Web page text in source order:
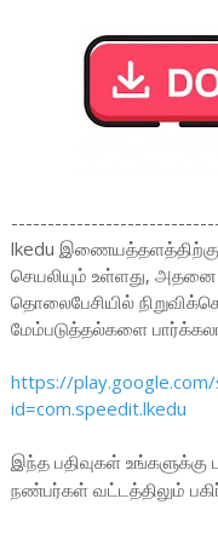
lkedu
செயலியும் உள்ளது,
தொலைபேசியில்
மேம்படுத்தல்களை
https://
id=com.speedit.lkedu
இந்த பதிவுகள்
நண்பர்கள் வட்டத்திலும்